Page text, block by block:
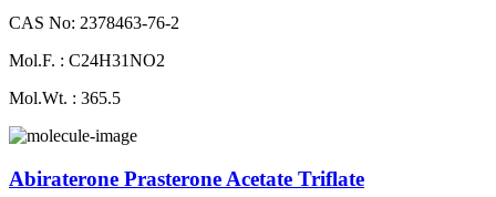
CAS No: 2378463-76-2
Mol.F. : C24H31NO2
Mol.Wt. : 365.5
Abiraterone Prasterone Acetate Triflate